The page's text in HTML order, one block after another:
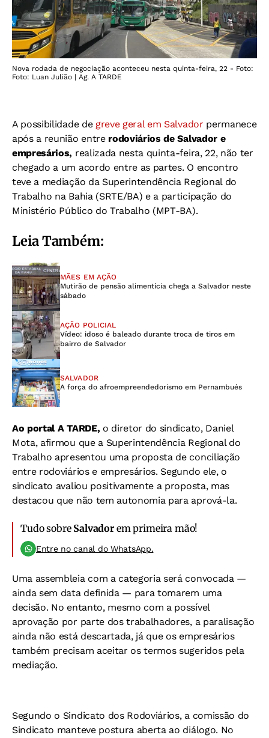
Nova rodada de negociação aconteceu nesta quinta-feira, 22 - Foto:
Foto: Luan Julião | Ag. A TARDE
A possibilidade degreve geral em Salvador permanece
após a reunião entre rodoviários de Salvador e
empresários, realizada nesta quinta-feira, 22, não ter
chegado a um acordo entre as partes. O encontro
teve a mediação da Superintendência Regional do
Trabalho na Bahia (SRTE/BA) e a participação do
Ministério Público do Trabalho (MPT-BA).
Leia Também:
MÃES EM AÇÃO
Mutirão de pensão alimentícia chega a Salvador neste
sábado
AÇÃO POLICIAL
Vídeo: idoso é baleado durante troca de tiros em
bairro de Salvador
SALVADOR
A força do afroempreendedorismo em Pernambués
Ao portal A TARDE, o diretor do sindicato, Daniel
Mota, afirmou que a Superintendência Regional do
Trabalho apresentou uma proposta de conciliação
entre rodoviários e empresários. Segundo ele, o
sindicato avaliou positivamente a proposta, mas
destacou que não tem autonomia para aprová-la.
Tudo sobre Salvadorem primeira mão!
Entre no canal do WhatsApp.
Uma assembleia com a categoria será convocada —
ainda sem data definida — para tomarem uma
decisão. No entanto, mesmo com a possível
aprovação por parte dos trabalhadores, a paralisação
ainda não está descartada, já que os empresários
também precisam aceitar os termos sugeridos pela
mediação.
Segundo o Sindicato dos Rodoviários, a comissão do
Sindicato manteve postura aberta ao diálogo. No